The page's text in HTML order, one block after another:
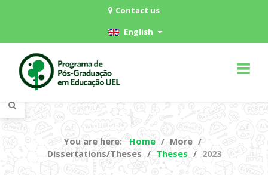
Contact us
English
You are here: Home
More
Dissertations/Theses
Theses 2023